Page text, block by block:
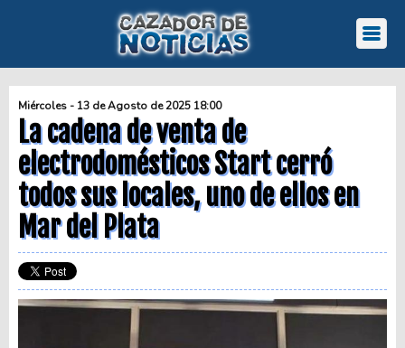
Miércoles - 13 de Agosto de 2025 18:00
La cadena de venta de
electrodomésticos Start cerró
todos sus locales, uno de ellos en
Mar del Plata